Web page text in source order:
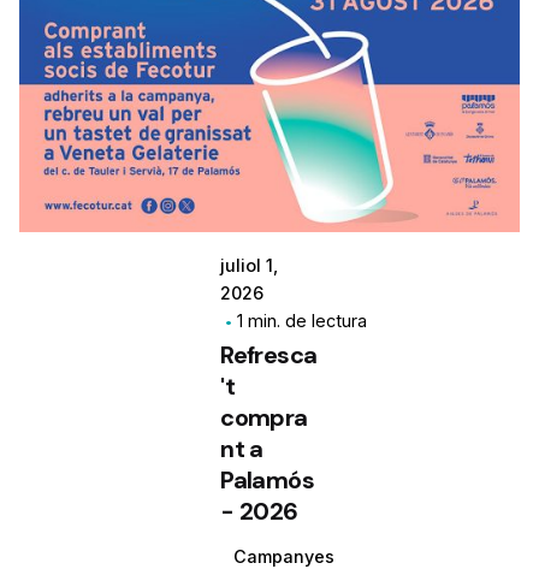
juliol 1,
2026
1 min. de lectura
Refresca
't
compra
nt a
Palamós
- 2026
Campanyes